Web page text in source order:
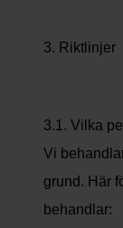
3. Riktlinjer
3.1. Vilka
Vi
grund. Här
behandlar: